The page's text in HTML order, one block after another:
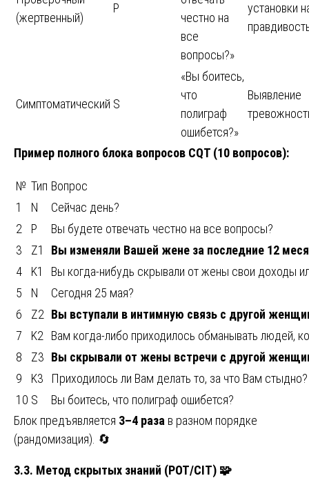
(жертвенный)
P
честно на
все
вопросы?»
установки
Симптоматический S
«Вы боитесь,
что
полиграф
ошибется?»
Выявление
Пример полного блока вопросов CQT (10 вопросов):
№ Тип Вопрос
1
N
Сейчас день?
2
P
Вы будете отвечать честно на все вопросы?
3
Z1
Вы изменяли Вашей жене за последние 12
4
K1
Вы когда-нибудь скрывали от жены свои доходы
5
N
Сегодня 25 мая?
6
Z2 Вы вступали в интимную связь с другой
7
K2
Вам когда-либо приходилось обманывать людей,
8
Z3 Вы скрывали от жены встречи с другой
9
K3
Приходилось ли Вам делать то, за что Вам стыдно?
10 S
Вы боитесь, что полиграф ошибется?
Блок предъявляется 3–4 раза в разном порядке
(рандомизация). 🔄
3.3. Метод скрытых знаний (POT/CIT) 🧩